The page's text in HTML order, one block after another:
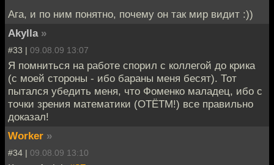
Ага, и по ним понятно, почему он так мир видит :))
Akylla »
#33 | 09.08.09 13:07
Я помниться на работе спорил с коллегой до крика
(с моей стороны - ибо бараны меня бесят). Тот
пытался убедить меня, что Фоменко маладец, ибо с
точки зрения математики (ОТЁТМ!) все правильно
доказал!
Worker »
#34 | 09.08.09 13:10